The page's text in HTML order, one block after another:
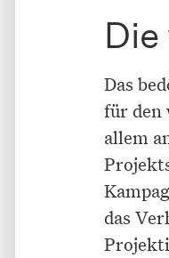
Das
für den
allem
das